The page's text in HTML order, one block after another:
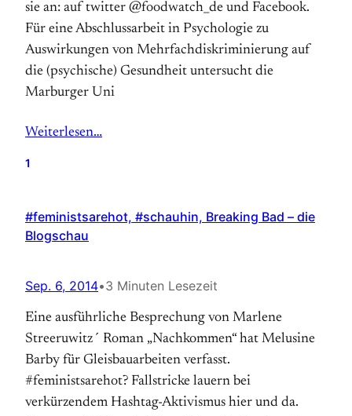
sie an: auf twitter @foodwatch_de und Facebook.
Für eine Abschlussarbeit in Psychologie zu
Auswirkungen von Mehrfachdiskriminierung auf
die (psychische) Gesundheit untersucht die
Marburger Uni
Weiterlesen…
1
#feministsarehot, #schauhin, Breaking Bad – die
Blogschau
Sep. 6, 2014•3 Minuten Lesezeit
Eine ausführliche Besprechung von Marlene
Streeruwitz´ Roman „Nachkommen“ hat Melusine
Barby für Gleisbauarbeiten verfasst.
#feministsarehot? Fallstricke lauern bei
verkürzendem Hashtag-Aktivismus hier und da.